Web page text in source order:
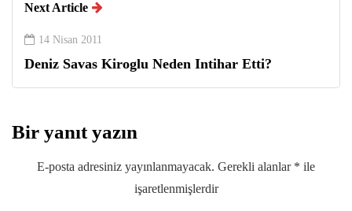
Next Article
14 Nisan 2011
Deniz Savas Kiroglu Neden Intihar Etti?
Bir yanıt yazın
E-posta adresiniz yayınlanmayacak. Gerekli alanlar * ile
işaretlenmişlerdir